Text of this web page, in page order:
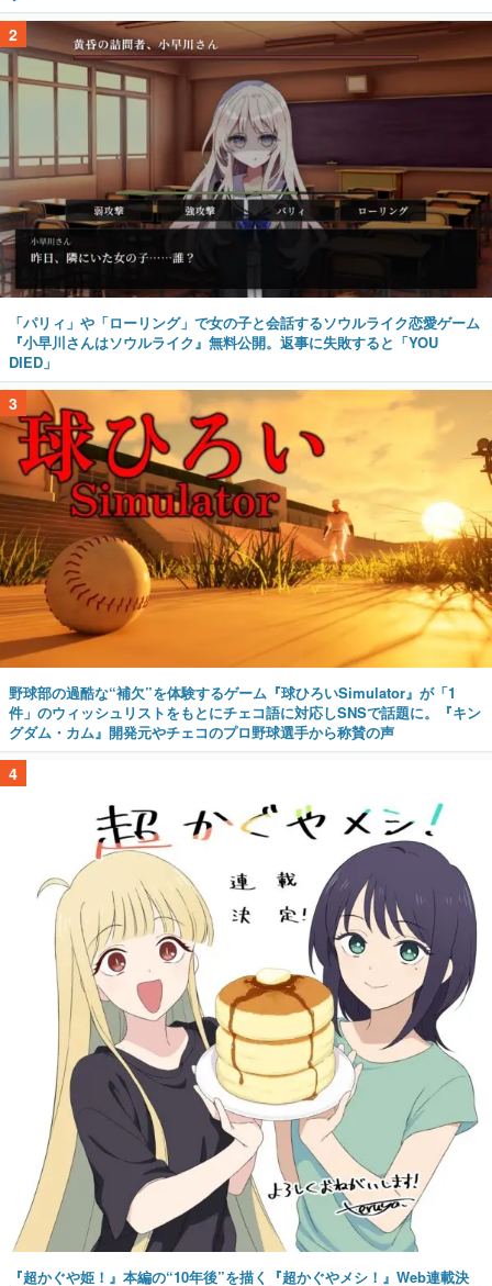
2
「パリィ」や「ローリング」で女の子と会話するソウルライク恋愛ゲーム
『小早川さんはソウルライク』無料公開。返事に失敗すると「YOU
DIED」
3
野球部の過酷な“補欠”を体験するゲーム『球ひろいSimulator』が「1
件」のウィッシュリストをもとにチェコ語に対応しSNSで話題に。『キン
グダム・カム』開発元やチェコのプロ野球選手から称賛の声
4
『超かぐや姫！』本編の“10年後”を描く『超かぐやメシ！』Web連載決